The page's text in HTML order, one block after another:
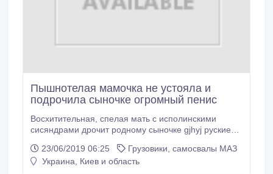
Пышнотелая мамочка не устояла и
подрочила сыночке огромный пенис
Восхитительная, спелая мать с исполинскими
сисяндрами дрочит родному сыночке gjhyj руские
Помазав свои титьки и алую головку члена, мамочка
сперва принялась ладонями растирать пенис
23/06/2019 06:25
Грузовики, самосвалы МАЗ
Украина, Киев и область